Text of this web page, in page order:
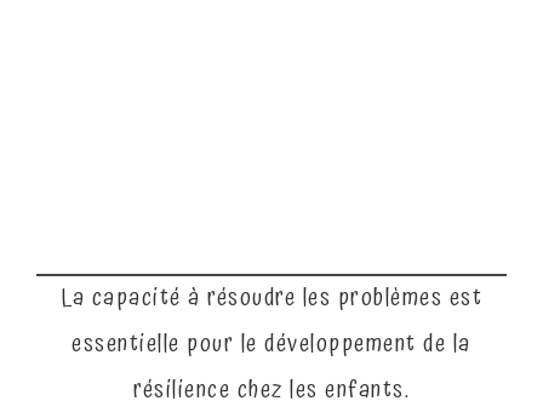
La capacité à résoudre les problèmes est
essentielle pour le développement de la
résilience chez les enfants.